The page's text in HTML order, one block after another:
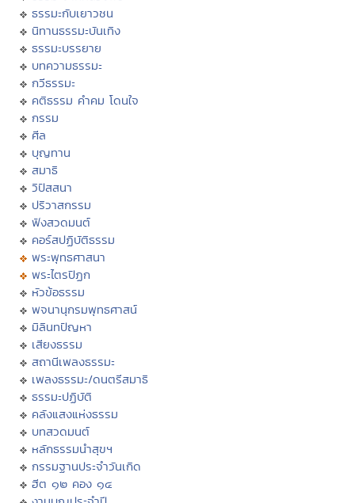
ธรรมะกับเยาวชน
นิทานธรรมะบันเทิง
ธรรมะบรรยาย
บทความธรรมะ
กวีธรรมะ
คติธรรม คำคม โดนใจ
กรรม
ศีล
บุญทาน
สมาธิ
วิปัสสนา
ปริวาสกรรม
ฟังสวดมนต์
คอร์สปฏิบัติธรรม
พระพุทธศาสนา
พระไตรปิฏก
หัวข้อธรรม
พจนานุกรมพุทธศาสน์
มิลินทปัญหา
เสียงธรรม
สถานีเพลงธรรมะ
เพลงธรรมะ/ดนตรีสมาธิ
ธรรมะปฏิบัติ
คลังแสงแห่งธรรม
บทสวดมนต์
หลักธรรมนำสุขฯ
กรรมฐานประจำวันเกิด
ฮีต ๑๒ คอง ๑๔